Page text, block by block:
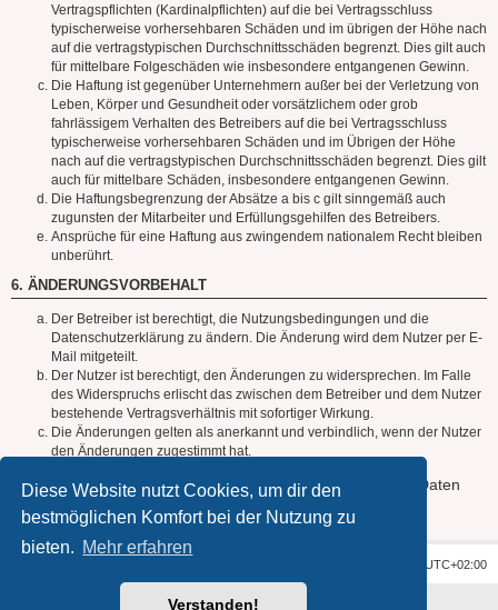
Diese Website nutzt Cookies, um dir den
bestmöglichen Komfort bei der Nutzung zu
bieten. Mehr erfahren
Verstanden!
Vertragspflichten (Kardinalpflichten) auf die bei Vertragsschluss
typischerweise vorhersehbaren Schäden und im übrigen der Höhe nach
auf die vertragstypischen Durchschnittsschäden begrenzt. Dies gilt auch
für mittelbare Folgeschäden wie insbesondere entgangenen Gewinn.
Die Haftung ist gegenüber Unternehmern außer bei der Verletzung von
Leben, Körper und Gesundheit oder vorsätzlichem oder grob
fahrlässigem Verhalten des Betreibers auf die bei Vertragsschluss
typischerweise vorhersehbaren Schäden und im Übrigen der Höhe
nach auf die vertragstypischen Durchschnittsschäden begrenzt. Dies gilt
auch für mittelbare Schäden, insbesondere entgangenen Gewinn.
Die Haftungsbegrenzung der Absätze a bis c gilt sinngemäß auch
zugunsten der Mitarbeiter und Erfüllungsgehilfen des Betreibers.
Ansprüche für eine Haftung aus zwingendem nationalem Recht bleiben
unberührt.
6. ÄNDERUNGSVORBEHALT
Der Betreiber ist berechtigt, die Nutzungsbedingungen und die
Datenschutzerklärung zu ändern. Die Änderung wird dem Nutzer per E-
Mail mitgeteilt.
Der Nutzer ist berechtigt, den Änderungen zu widersprechen. Im Falle
des Widerspruchs erlischt das zwischen dem Betreiber und dem Nutzer
bestehende Vertragsverhältnis mit sofortiger Wirkung.
Die Änderungen gelten als anerkannt und verbindlich, wenn der Nutzer
den Änderungen zugestimmt hat.
Informationen über den Umgang mit deinen persönlichen Daten
sind in der Datenschutzerklärung enthalten.
UTC+02:00
Powered byphpBB® Forum Software © phpBB Limited